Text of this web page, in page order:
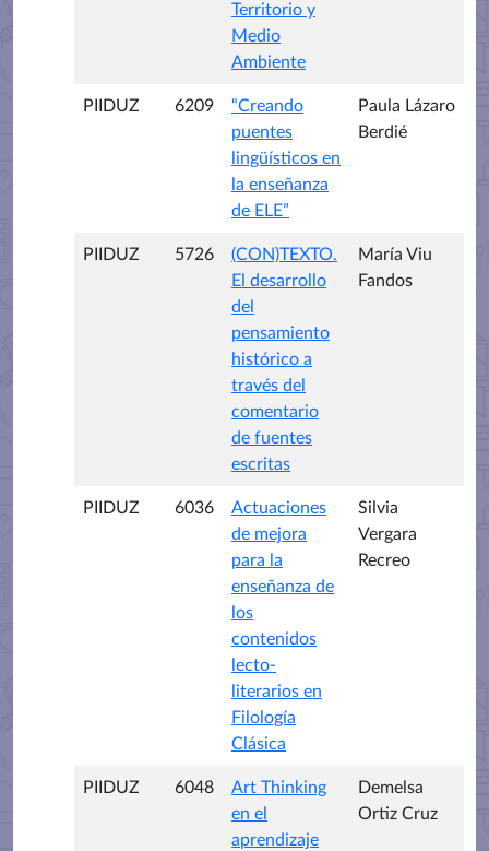
Territorio y
Medio
Ambiente
PIIDUZ 6209
“Creando
puentes
lingüísticos en
la enseñanza
de ELE”
Paula Lázaro
Berdié
PIIDUZ 5726
(CON)TEXTO.
El desarrollo
del
pensamiento
histórico a
través del
comentario
de fuentes
escritas
María Viu
Fandos
PIIDUZ 6036
Actuaciones
de mejora
para la
enseñanza de
los
contenidos
lecto-
literarios en
Filología
Clásica
Silvia
Vergara
Recreo
PIIDUZ 6048
Art Thinking
en el
aprendizaje
Demelsa
Ortiz Cruz